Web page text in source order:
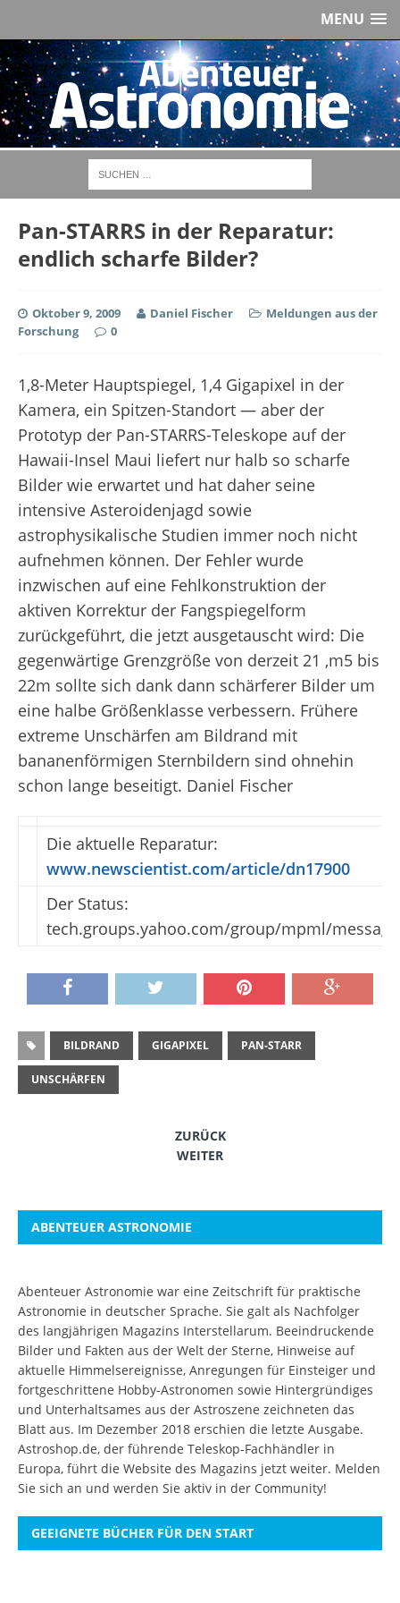
MENU
Pan-STARRS in der Reparatur:
endlich scharfe Bilder?
Oktober 9, 2009 Daniel Fischer
Meldungen aus der
Forschung
0
1,8-Meter Hauptspiegel, 1,4 Gigapixel in der
Kamera, ein Spitzen-Standort — aber der
Prototyp der Pan-STARRS-Teleskope auf der
Hawaii-Insel Maui liefert nur halb so scharfe
Bilder wie erwartet und hat daher seine
intensive Asteroidenjagd sowie
astrophysikalische Studien immer noch nicht
aufnehmen können. Der Fehler wurde
inzwischen auf eine Fehlkonstruktion der
aktiven Korrektur der Fangspiegelform
zurückgeführt, die jetzt ausgetauscht wird: Die
gegenwärtige Grenzgröße von derzeit 21 ,m5 bis
22m sollte sich dank dann schärferer Bilder um
eine halbe Größenklasse verbessern. Frühere
extreme Unschärfen am Bildrand mit
bananenförmigen Sternbildern sind ohnehin
schon lange beseitigt. Daniel Fischer
Die aktuelle Reparatur:
www.newscientist.com/article/dn17900
Der Status:
tech.groups.yahoo.com/group/mpml/
BILDRAND GIGAPIXEL PAN-STARR
UNSCHÄRFEN
ZURÜCK
WEITER
ABENTEUER ASTRONOMIE
Abenteuer Astronomie war eine Zeitschrift für praktische
Astronomie in deutscher Sprache. Sie galt als Nachfolger
des langjährigen Magazins Interstellarum. Beeindruckende
Bilder und Fakten aus der Welt der Sterne, Hinweise auf
aktuelle Himmelsereignisse, Anregungen für Einsteiger und
fortgeschrittene Hobby-Astronomen sowie Hintergründiges
und Unterhaltsames aus der Astroszene zeichneten das
Blatt aus. Im Dezember 2018 erschien die letzte Ausgabe.
Astroshop.de, der führende Teleskop-Fachhändler in
Europa, führt die Website des Magazins jetzt weiter. Melden
Sie sich an und werden Sie aktiv in der Community!
GEEIGNETE BÜCHER FÜR DEN START